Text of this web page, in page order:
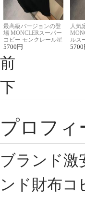
最高級バージョンの登
場 MONCLERスーパー
コピー モンクレール星
座半袖Tシャツ
5700 円
人気
ルス
ント
5700
前
下
プロフィ
ブランド激
ンド財布コ